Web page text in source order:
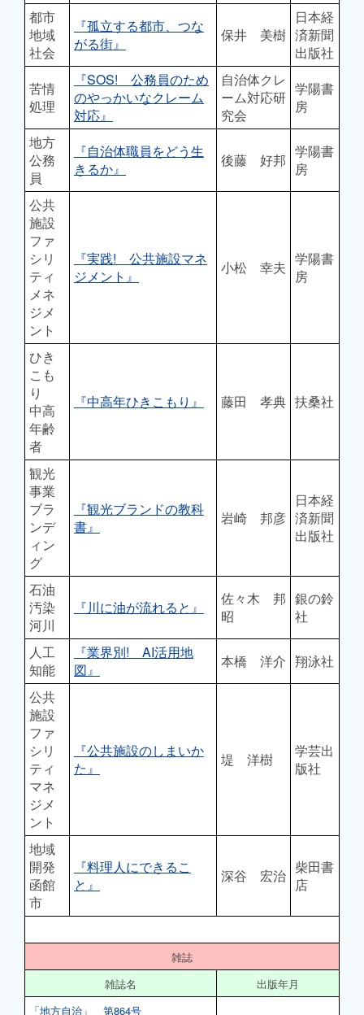
都市
地域
社会
『孤立する都市、つな
がる街』
保井 美樹
日本経
済新聞
出版社
苦情
処理
『SOS! 公務員のため
のやっかいなクレーム
対応』
自治体クレ
ーム対応研
究会
学陽書
房
地方
公務
員
『自治体職員をどう生
きるか』
後藤 好邦 学陽書
房
公共
施設
ファ
シリ
ティ
メネ
ジメ
ント
『実践! 公共施設マネ
ジメント』
小松 幸夫 学陽書
房
ひき
こも
り
中高
年齢
者
『中高年ひきこもり』 藤田 孝典 扶桑社
観光
事業
ブラ
ンデ
ィン
グ
『観光ブランドの教科
書』
岩崎 邦彦
日本経
済新聞
出版社
石油
汚染
河川
『川に油が流れると』
佐々木 邦
昭
銀の鈴
社
人工
知能
『業界別! AI活用地
図』
本橋 洋介 翔泳社
公共
施設
ファ
シリ
ティ
マネ
ジメ
ント
『公共施設のしまいか
た』
堤 洋樹
学芸出
版社
地域
開発
函館
市
『料理人にできるこ
と』
深谷 宏治 柴田書
店
雑誌
雑誌名
出版年月
「地方自治」 第864号